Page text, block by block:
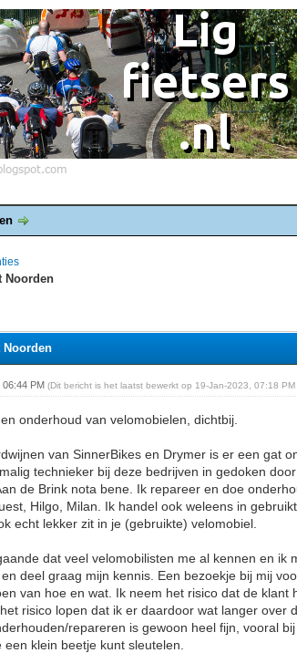
Noorden
Noorden
06:44 PM(Dit bericht is het laatst bewerkt op 19-Jan-2023, 07:18
onderhoud van velomobielen, dichtbij.
van SinnerBikes en Drymer is er een gat
technieker bij deze bedrijven in gedoken
de Brink nota bene. Ik repareer en doe
Hilgo, Milan. Ik handel ook weleens in
echt lekker zit in je (gebruikte) velomobiel.
dat veel velomobilisten me al kennen en ik
deel graag mijn kennis. Een bezoekje bij mij
van hoe en wat. Ik neem het risico dat de
risico lopen dat ik er daardoor wat langer over
repareren is gewoon heel fijn, vooral
een klein beetje kunt sleutelen.